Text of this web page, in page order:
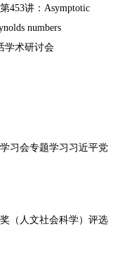
453讲：Asymptotic
numbers
学术研讨会
习会专题学习习近平党
（人文社会科学）评选